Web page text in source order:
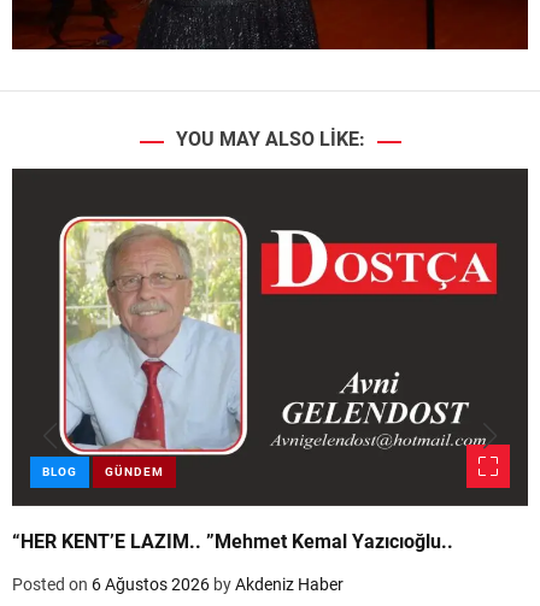
YOU MAY ALSO LIKE:
BLOG GÜNDEM
“HER KENT’E LAZIM.. ”Mehmet Kemal Yazıcıoğlu..
Posted on 6 Ağustos 2026 byAkdeniz Haber